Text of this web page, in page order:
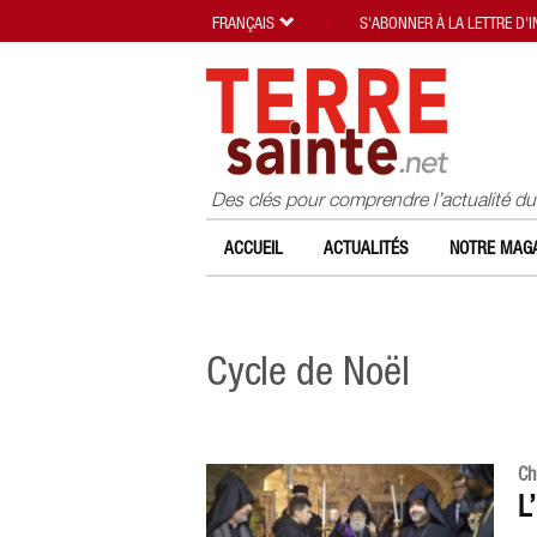
Des clés pour comprendre l’actualité
ACCUEIL ACTUALITÉS NOTRE
Cycle de Noël
FRANÇAIS S'ABONNER À LA LETTRE